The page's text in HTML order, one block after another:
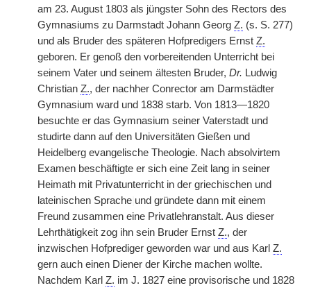
am 23. August 1803 als jüngster Sohn des Rectors des
Gymnasiums zu Darmstadt Johann Georg Z. (s. S. 277)
und als Bruder des späteren Hofpredigers Ernst Z.
geboren. Er genoß den vorbereitenden Unterricht bei
seinem Vater und seinem ältesten Bruder, Dr. Ludwig
Christian Z., der nachher Conrector am Darmstädter
Gymnasium ward und 1838 starb. Von 1813—1820
besuchte er das Gymnasium seiner Vaterstadt und
studirte dann auf den Universitäten Gießen und
Heidelberg evangelische Theologie. Nach absolvirtem
Examen beschäftigte er sich eine Zeit lang in seiner
Heimath mit Privatunterricht in der griechischen und
lateinischen Sprache und gründete dann mit einem
Freund zusammen eine Privatlehranstalt. Aus dieser
Lehrthätigkeit zog ihn sein Bruder Ernst Z., der
inzwischen Hofprediger geworden war und aus Karl Z.
gern auch einen Diener der Kirche machen wollte.
Nachdem Karl Z. im J. 1827 eine provisorische und 1828